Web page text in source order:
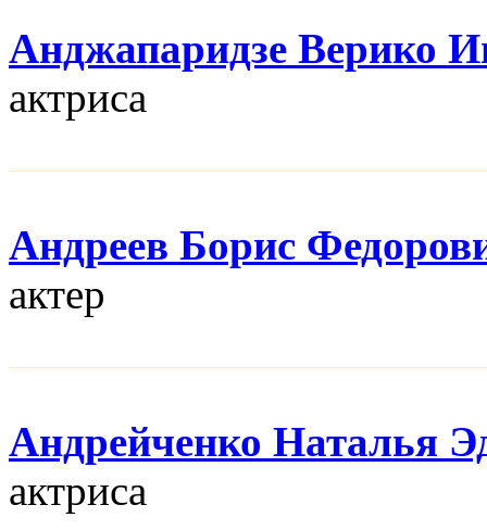
Анджапаридзе Верико
актриса
Андреев Борис
актер
Андрейченко Наталья
актриса